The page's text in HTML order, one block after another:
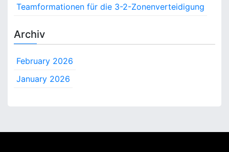
Teamformationen für die 3-2-Zonenverteidigung
Archiv
February 2026
January 2026